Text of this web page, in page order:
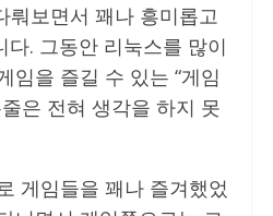
뤄보면서 꽤나 흥미롭고
. 그동안 리눅스를 많이
임을 즐길 수 있는 “게임
은 전혀 생각을 하지 못
게임들을 꽤나 즐겨했었